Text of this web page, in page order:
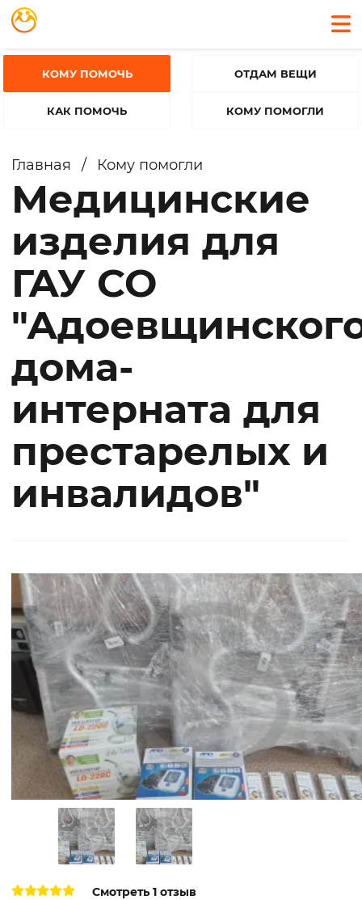
КОМУ ПОМОЧЬ
КАК ПОМОЧЬ
ОТДАМ ВЕЩИ
КОМУ ПОМОГЛИ
Главная / Кому помогли
Медицинские
изделия для
ГАУ СО
дома-
интерната для
престарелых и
инвалидов"
Смотреть 1 отзыв